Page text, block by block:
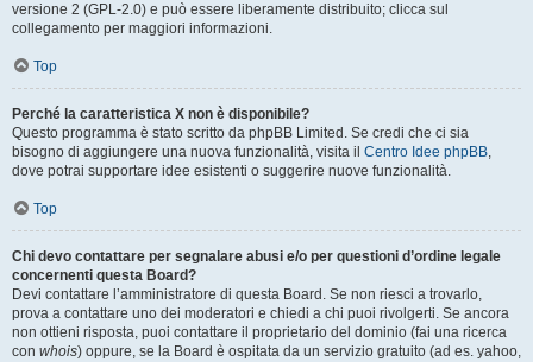
versione 2 (GPL-2.0) e può essere liberamente distribuito; clicca sul
collegamento per maggiori informazioni.
Top
Perché la caratteristica X non è disponibile?
Questo programma è stato scritto da phpBB Limited. Se credi che ci sia
bisogno di aggiungere una nuova funzionalità, visita il Centro Idee phpBB,
dove potrai supportare idee esistenti o suggerire nuove funzionalità.
Top
Chi devo contattare per segnalare abusi e/o per questioni d’ordine legale
concernenti questa Board?
Devi contattare l’amministratore di questa Board. Se non riesci a trovarlo,
prova a contattare uno dei moderatori e chiedi a chi puoi rivolgerti. Se ancora
non ottieni risposta, puoi contattare il proprietario del dominio (fai una ricerca
con whois) oppure, se la Board è ospitata da un servizio gratuito (ad es. yahoo,